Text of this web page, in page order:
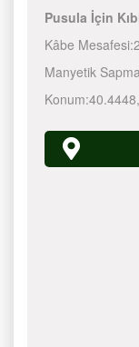
Pusula İçin
Kâbe Mesafesi:
Manyetik
Konum:40.4448